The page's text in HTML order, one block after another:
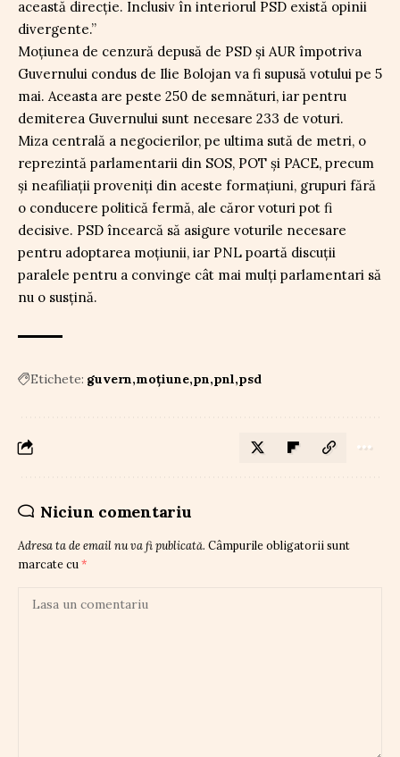
această direcție. Inclusiv în interiorul PSD există opinii
divergente.”
Moțiunea de cenzură depusă de PSD și AUR împotriva
Guvernului condus de Ilie Bolojan va fi supusă votului pe 5
mai. Aceasta are peste 250 de semnături, iar pentru
demiterea Guvernului sunt necesare 233 de voturi.
Miza centrală a negocierilor, pe ultima sută de metri, o
reprezintă parlamentarii din SOS, POT și PACE, precum
și neafiliații proveniți din aceste formațiuni, grupuri fără
o conducere politică fermă, ale căror voturi pot fi
decisive. PSD încearcă să asigure voturile necesare
pentru adoptarea moțiunii, iar PNL poartă discuții
paralele pentru a convinge cât mai mulți parlamentari să
nu o susțină.
Etichete: guvern moțiune pn pnl psd
Niciun comentariu
Adresa ta de email nu va fi publicată. Câmpurile obligatorii sunt
marcate cu *